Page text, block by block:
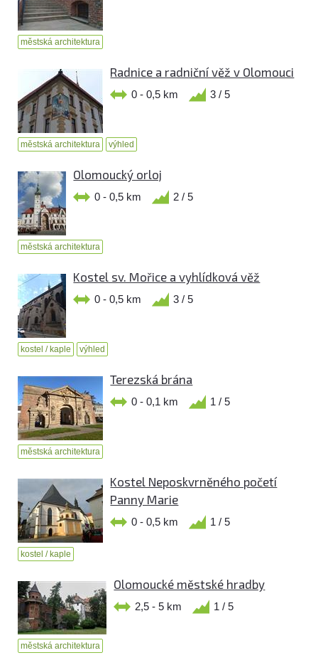
městská architektura
Radnice a radniční věž v Olomouci
0 - 0,5 km 3 / 5
městská architektura výhled
Olomoucký orloj
0 - 0,5 km 2 / 5
městská architektura
Kostel sv. Mořice a vyhlídková věž
0 - 0,5 km 3 / 5
kostel / kaple výhled
Terezská brána
0 - 0,1 km 1 / 5
městská architektura
Kostel Neposkvrněného početí
Panny Marie
0 - 0,5 km 1 / 5
kostel / kaple
Olomoucké městské hradby
2,5 - 5 km 1 / 5
městská architektura